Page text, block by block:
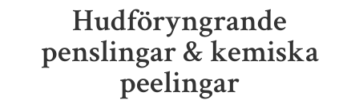
Hudföryngrande
penslingar & kemiska
peelingar